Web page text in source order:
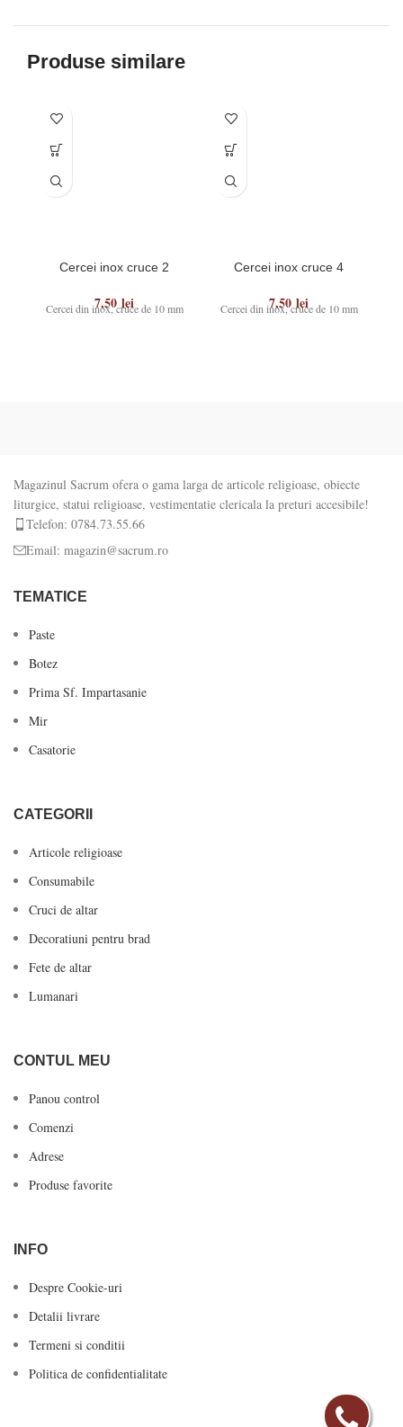
Produse similare
Cercei inox cruce 2
7,50lei
Cercei din inox, cruce de 10 mm
Cercei inox cruce 4
7,50lei
Cercei din inox, cruce de 10 mm
Magazinul Sacrum ofera o gama larga de articole religioase, obiecte
liturgice, statui religioase, vestimentatie clericala la preturi accesibile!
Telefon: 0784.73.55.66
Email: magazin@sacrum.ro
TEMATICE
Paste
Botez
Prima Sf. Impartasanie
Mir
Casatorie
CATEGORII
Articole religioase
Consumabile
Cruci de altar
Decoratiuni pentru brad
Fete de altar
Lumanari
CONTUL MEU
Panou control
Comenzi
Adrese
Produse favorite
INFO
Despre Cookie-uri
Detalii livrare
Termeni si conditii
Politica de confidentialitate